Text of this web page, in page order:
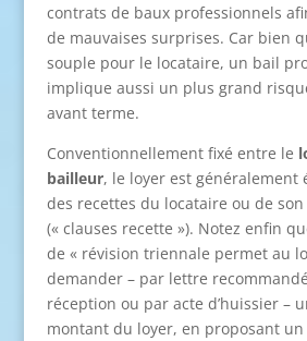
contrats de baux professionnels
de mauvaises surprises. Car bien
souple pour le locataire, un bail
implique aussi un plus grand
avant terme.
Conventionnellement fixé entre le
bailleur, le loyer est généralement
des recettes du locataire ou de son
(« clauses recette »). Notez enfin
de « révision triennale permet au
demander – par lettre
réception ou par acte d’huissier –
montant du loyer, en proposant un